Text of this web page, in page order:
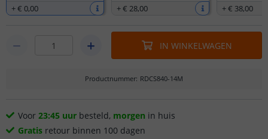
+€ 0,00
+€ 28,00
+€ 38,00
IN WINKELWAGEN
Productnummer: RDCS840-14M
Voor 23:45 uur besteld, morgen in huis
Gratis retour binnen 100 dagen